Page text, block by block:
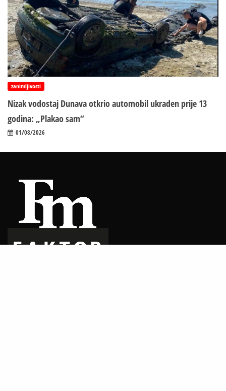
zanimljivosti
Nizak vodostaj Dunava otkrio automobil ukraden prije 13
godina: „Plakao sam“
01/08/2026